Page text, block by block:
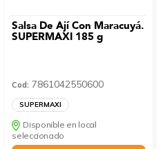
Salsa De Ají Con Maracuyá.
SUPERMAXI 185 g
Cod: 7861042550600
SUPERMAXI
Disponible en local
seleccionado